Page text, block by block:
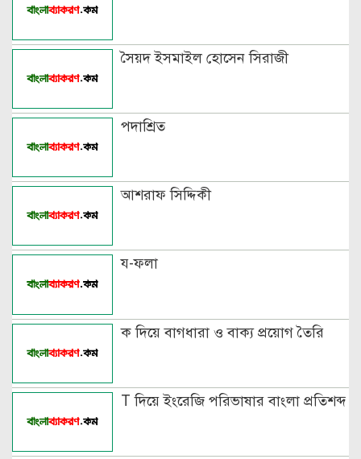
পুরুষ বা স্ত্রীবাচক শব্দ যোগে লিঙ্গ
পৃথক শব্দ দ্বারা স্ত্রীলিঙ্গে পরিবর্তনের
বিভিন্ন ভাষায় লিঙ্গের উদাহরণ দাও
সৈয়দ ইসমাইল হোসেন সিরাজী
পদাশ্রিত
আশরাফ সিদ্দিকী
য-ফলা
ক দিয়ে বাগধারা ও বাক্য প্রয়োগ তৈরি
T দিয়ে ইংরেজি পরিভাষার বাংলা প্রতিশব্দ